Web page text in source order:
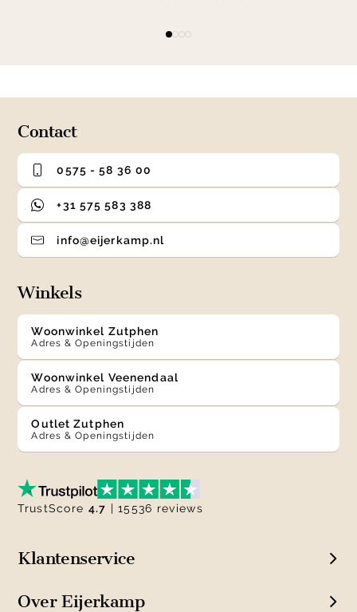
Contact
0575 - 58 36 00
+31 575 583 388
info@eijerkamp.nl
Winkels
Woonwinkel Zutphen
Adres & Openingstijden
Woonwinkel Veenendaal
Adres & Openingstijden
Outlet Zutphen
Adres & Openingstijden
Klantenservice
Over Eijerkamp
TrustScore 4.7 | 15536 reviews